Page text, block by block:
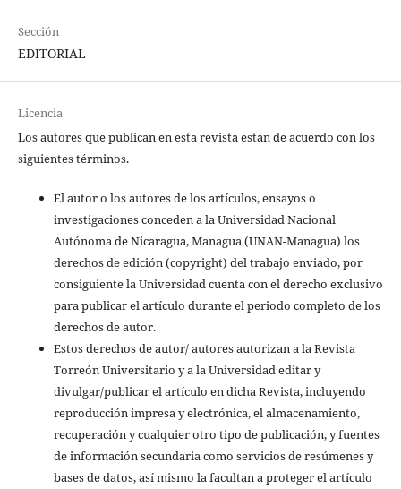
Sección
EDITORIAL
Licencia
Los autores que publican en esta revista están de acuerdo con los
siguientes términos.
El autor o los autores de los artículos, ensayos o
investigaciones conceden a la Universidad Nacional
Autónoma de Nicaragua, Managua (UNAN-Managua) los
derechos de edición (copyright) del trabajo enviado, por
consiguiente la Universidad cuenta con el derecho exclusivo
para publicar el artículo durante el periodo completo de los
derechos de autor.
Estos derechos de autor/ autores autorizan a la Revista
Torreón Universitario y a la Universidad editar y
divulgar/publicar el artículo en dicha Revista, incluyendo
reproducción impresa y electrónica, el almacenamiento,
recuperación y cualquier otro tipo de publicación, y fuentes
de información secundaria como servicios de resúmenes y
bases de datos, así mismo la facultan a proteger el artículo